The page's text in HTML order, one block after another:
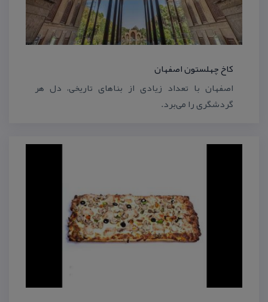
كاخ چهلستون اصفهان
اصفهان با تعداد زیادی از بناهای تاریخی، دل هر
گردشگری را می‌برد.